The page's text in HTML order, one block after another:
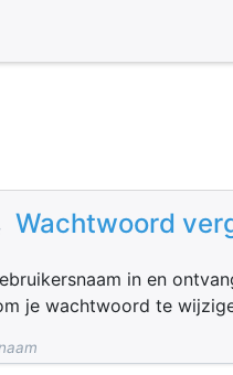
Wachtwoord
in en
je wachtwoord te